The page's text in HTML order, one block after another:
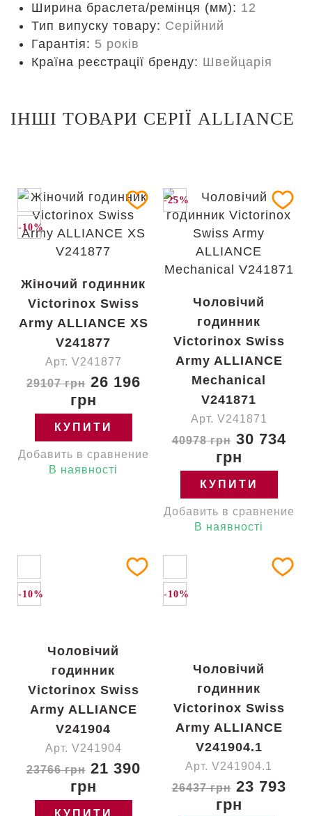
Ширина браслета/ремінця (мм): 12
Тип випуску товару: Серійний
Гарантія: 5 років
Країна реєстрації бренду: Швейцарія
ІНШІ ТОВАРИ СЕРІЇ ALLIANCE
-10%
Жіночий годинник
Victorinox Swiss
Army ALLIANCE XS
V241877
Арт. V241877
29107 грн26 196
грн
КУПИТИ
Добавить в сравнение
В наявності
-25%
Чоловічий
годинник
Victorinox Swiss
Army ALLIANCE
Mechanical
V241871
Арт. V241871
40978 грн30 734
грн
КУПИТИ
Добавить в сравнение
В наявності
-10%
Чоловічий
годинник
Victorinox Swiss
Army ALLIANCE
V241904
Арт. V241904
23766 грн21 390
грн
КУПИТИ
-10%
Чоловічий
годинник
Victorinox Swiss
Army ALLIANCE
V241904.1
Арт. V241904.1
26437 грн23 793
грн